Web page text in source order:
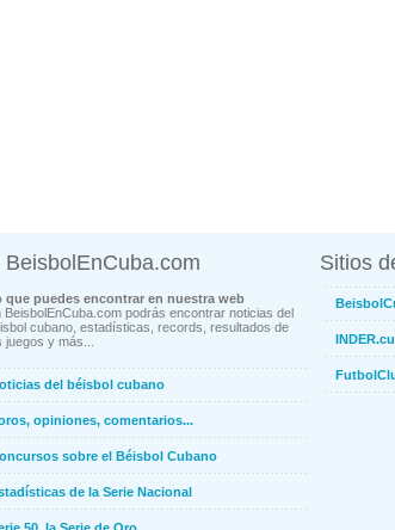
BeisbolEnCuba.com
que puedes encontrar en nuestra web
BeisbolEnCuba.com podrás encontrar noticias del
cubano, estadísticas, records, resultados de
juegos y más...
del béisbol cubano
opiniones, comentarios...
sobre el Béisbol Cubano
de la Serie Nacional
Sitios
INDER.cu